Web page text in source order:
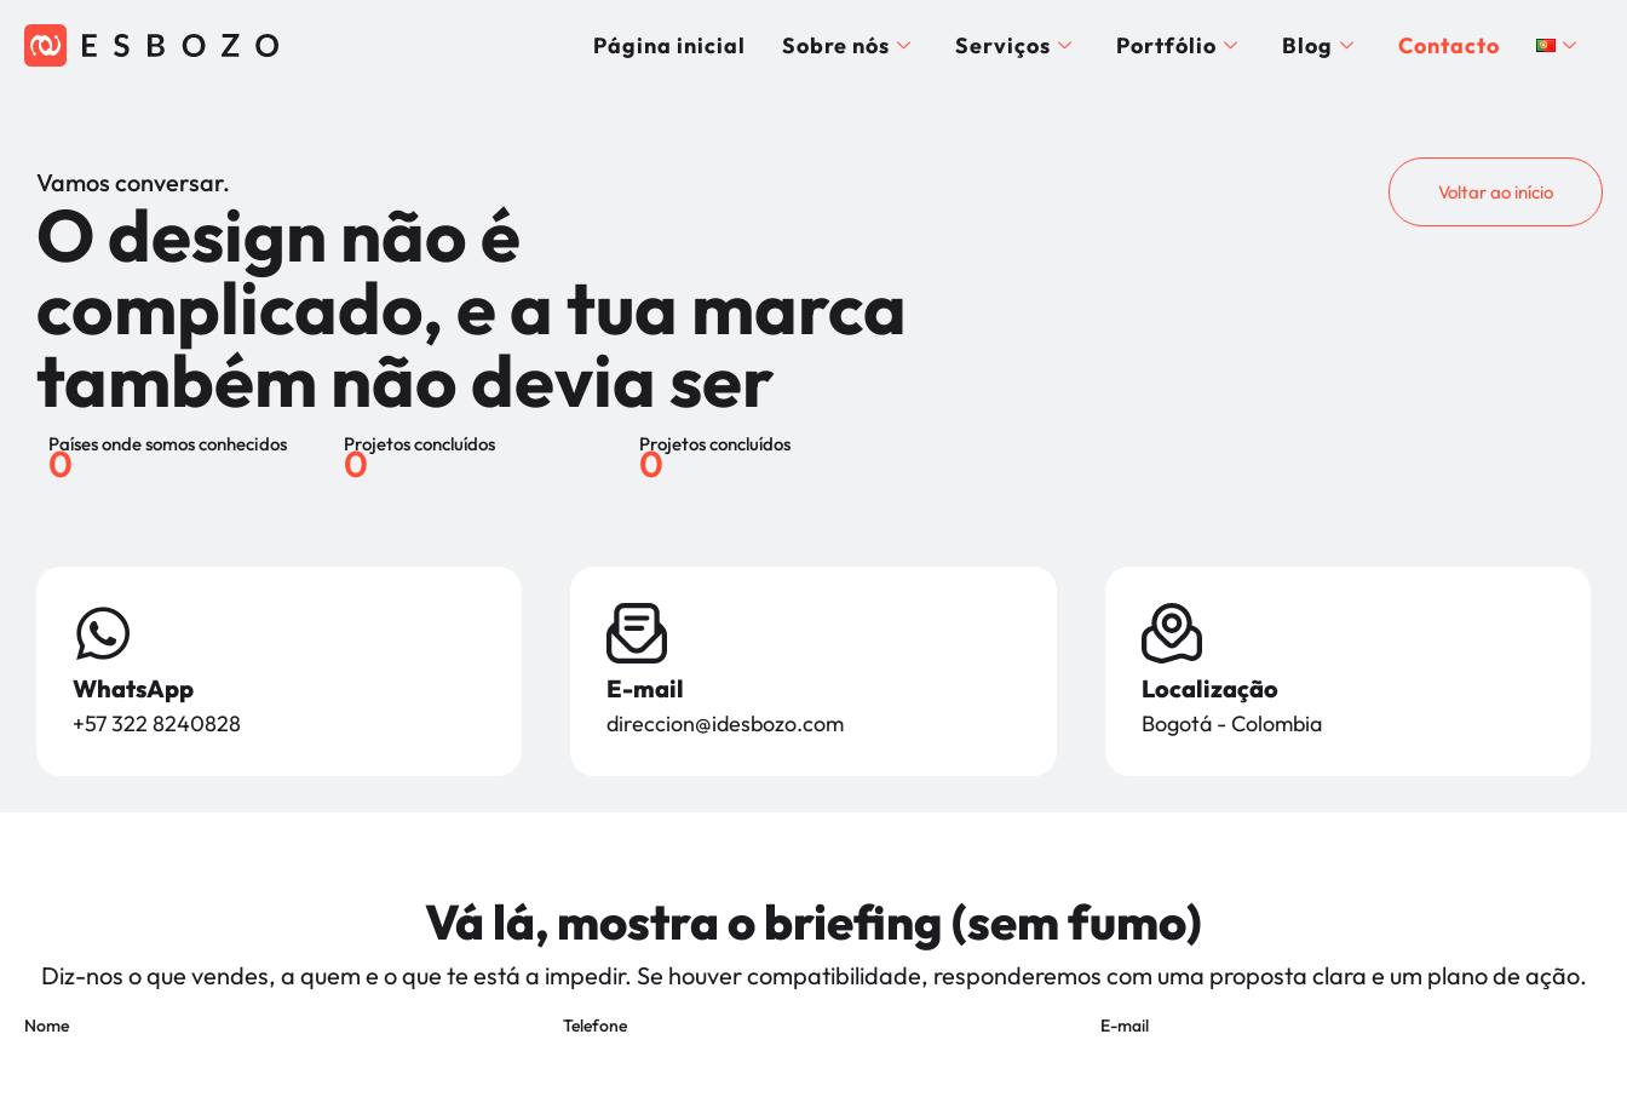
Página inicial Sobre nós Serviços Portfólio Blog Contacto
Vamos conversar.
O design não é
complicado, e a tua marca
também não devia ser
Países onde somos conhecidos
0 Projetos concluídos
0 Projetos concluídos
0
Voltar ao início
WhatsApp
+57 322 8240828
E-mail
direccion@idesbozo.com
Localização
Bogotá - Colombia
Vá lá, mostra o briefing (sem fumo)
Diz-nos o que vendes, a quem e o que te está a impedir. Se houver compatibilidade, responderemos com uma proposta clara e um plano de ação.
Nome Telefone E-mail